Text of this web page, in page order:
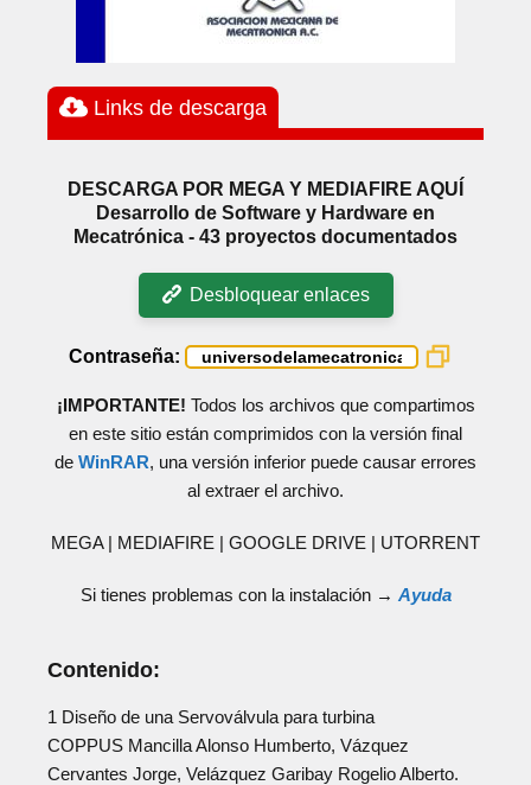
Links de descarga
DESCARGA POR MEGA Y MEDIAFIRE AQUÍ
Desarrollo de Software y Hardware en
Mecatrónica - 43 proyectos documentados
Desbloquear enlaces
Contraseña:
¡IMPORTANTE! Todos los archivos que compartimos
en este sitio están comprimidos con la versión final
de WinRAR, una versión inferior puede causar errores
al extraer el archivo.
MEGA | MEDIAFIRE | GOOGLE DRIVE | UTORRENT
Si tienes problemas con la instalación → Ayuda
Contenido:
1 Diseño de una Servoválvula para turbina
COPPUS Mancilla Alonso Humberto, Vázquez
Cervantes Jorge, Velázquez Garibay Rogelio Alberto.